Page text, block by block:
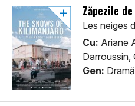
Zăpezile
Les neiges
Cu: Ariane
Darroussin,
Gen: Dramă